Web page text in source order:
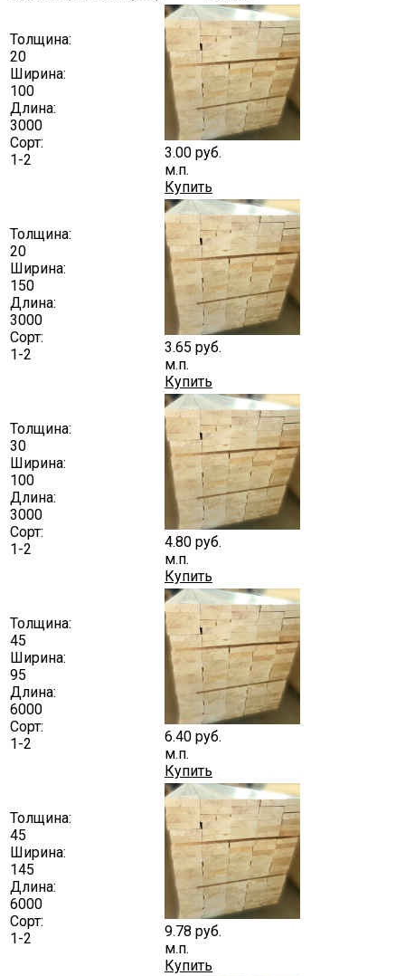
Толщина:
20
Ширина:
100
Длина:
3000
Сорт:
1-2
3.00 руб.
м.п.
Купить
Толщина:
20
Ширина:
150
Длина:
3000
Сорт:
1-2
3.65 руб.
м.п.
Купить
Толщина:
30
Ширина:
100
Длина:
3000
Сорт:
1-2
4.80 руб.
м.п.
Купить
Толщина:
45
Ширина:
95
Длина:
6000
Сорт:
1-2
6.40 руб.
м.п.
Купить
Толщина:
45
Ширина:
145
Длина:
6000
Сорт:
1-2
9.78 руб.
м.п.
Купить